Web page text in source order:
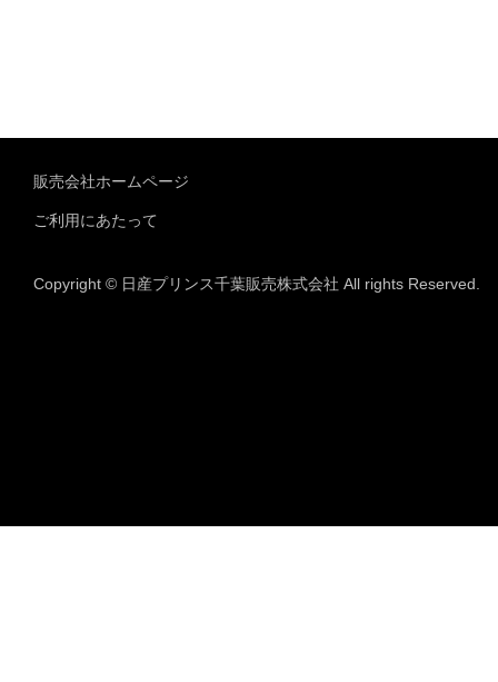
販売会社ホームページ
ご利用にあたって
Copyright © 日産プリンス千葉販売株式会社 All rights Reserved.